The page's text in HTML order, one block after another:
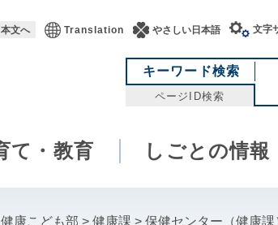
本文へ Translation やさしい日本語 文字
キーワード検索
ページID検索
ワ
ド
索
て・教育 しごとの情報
健康こども部 > 健康課 > 保健センター（健康